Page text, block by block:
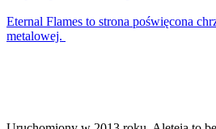
Eternal Flames to strona poświęcona
metalowej.